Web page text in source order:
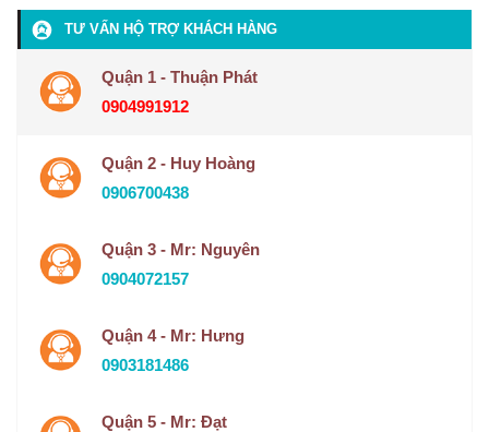
TƯ VẤN HỘ TRỢ KHÁCH HÀNG
Quận 1 - Thuận Phát
0904991912
Quận 2 - Huy Hoàng
0906700438
Quận 3 - Mr: Nguyên
0904072157
Quận 4 - Mr: Hưng
0903181486
Quận 5 - Mr: Đạt